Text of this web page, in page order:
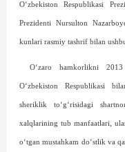
O‘zbekiston Respublikasi
Prezidenti Nursulton
kunlari rasmiy tashrif bilan
O‘zaro hamkorlikni
O‘zbekiston Respublikasi
sheriklik to‘g‘risidagi
xalqlarining tub manfaatlari,
o‘tgan mustahkam do‘stlik va